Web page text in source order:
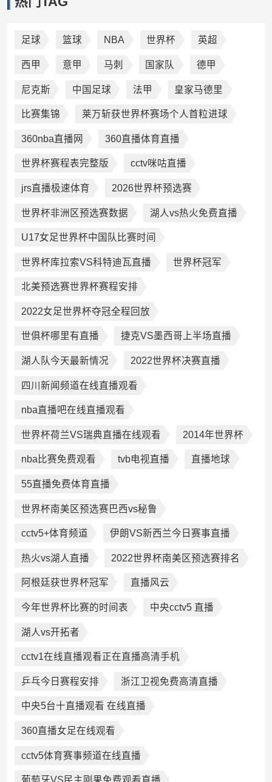
足球 篮球 NBA 世界杯 英超
西甲 意甲 马刺 国家队 德甲
尼克斯 中国足球 法甲 皇家马德里
比赛集锦 莱万斩获世界杯赛场个人首粒进球
360nba直播网 360直播体育直播
世界杯赛程表完整版 cctv咪咕直播
jrs直播极速体育 2026世界杯预选赛
世界杯非洲区预选赛数据 湖人vs热火免费直播
U17女足世界杯中国队比赛时间
世界杯库拉索VS科特迪瓦直播 世界杯冠军
北美预选赛世界杯赛程安排
2022女足世界杯夺冠全程回放
世俱杯哪里有直播 捷克VS墨西哥上半场直播
湖人队今天最新情况 2022世界杯决赛直播
四川新闻频道在线直播观看
nba直播吧在线直播观看
世界杯荷兰VS瑞典直播在线观看 2014年世界杯
nba比赛免费观看 tvb电视直播 直播地球
55直播免费体育直播
世界杯南美区预选赛巴西vs秘鲁
cctv5+体育频道 伊朗VS新西兰今日赛事直播
热火vs湖人直播 2022世界杯南美区预选赛排名
阿根廷获世界杯冠军 直播风云
今年世界杯比赛的时间表 中央cctv5 直播
湖人vs开拓者
cctv1在线直播观看正在直播高清手机
乒乓今日赛程安排 浙江卫视免费高清直播
中央5台十直播观看 在线直播
360直播女足在线观看
cctv5体育赛事频道在线直播